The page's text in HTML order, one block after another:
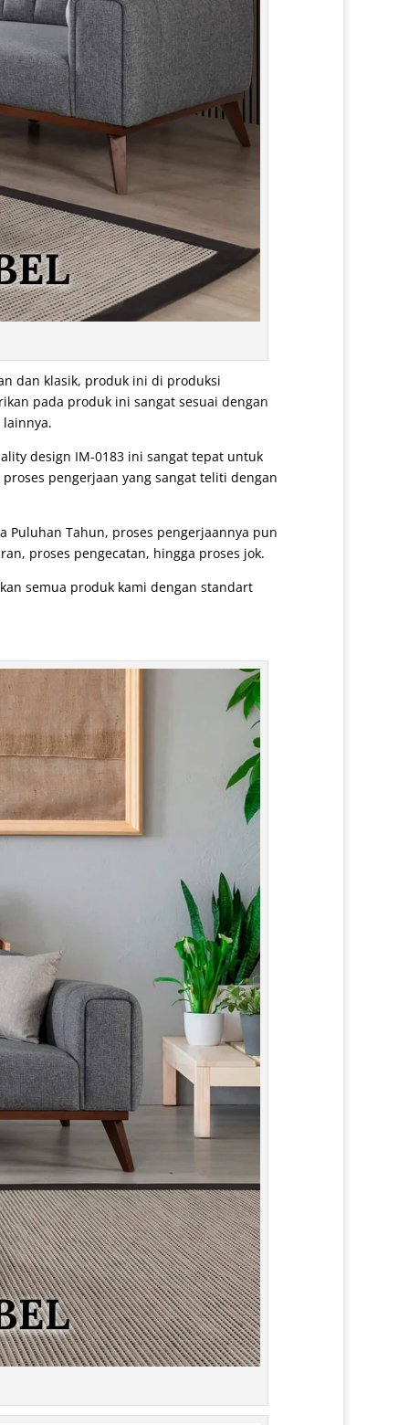
dan klasik, produk ini di produksi
pada produk ini sangat sesuai dengan
design IM-0183 ini sangat tepat untuk
pengerjaan yang sangat teliti dengan
Puluhan Tahun, proses pengerjaannya pun
proses pengecatan, hingga proses jok.
semua produk kami dengan standart